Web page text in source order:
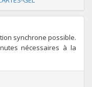
synchrone possible.
nécessaires à la